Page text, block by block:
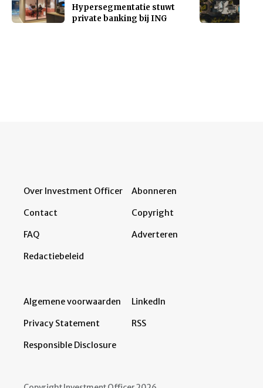
Hypersegmentatie stuwt
private banking bij ING
Over Investment Officer
Contact
FAQ
Redactiebeleid
Abonneren
Copyright
Adverteren
Algemene voorwaarden
Privacy Statement
Responsible Disclosure
LinkedIn
RSS